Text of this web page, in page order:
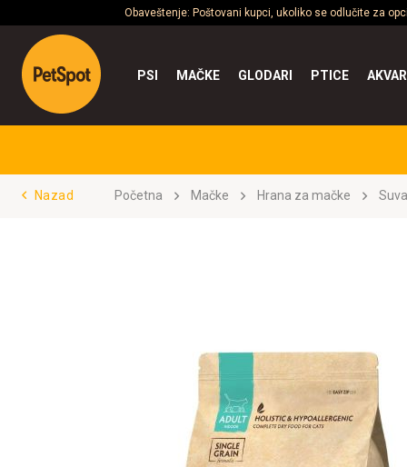
Obaveštenje: Poštovani kupci, ukoliko se odlučite za
PSI MAČKE GLODARI PTICE
Nazad Početna Mačke Hrana za mačke